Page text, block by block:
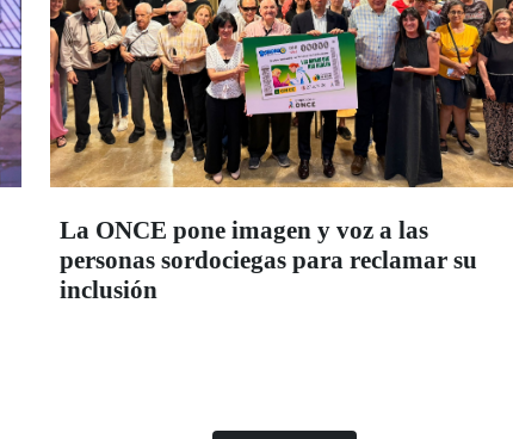
La ONCE pone imagen y voz a las
personas sordociegas para reclamar su
inclusión